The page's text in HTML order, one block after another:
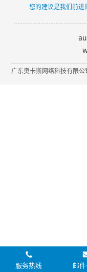
您的建议是我们前进
广东奥卡斯网络科技有限
服务热线 邮